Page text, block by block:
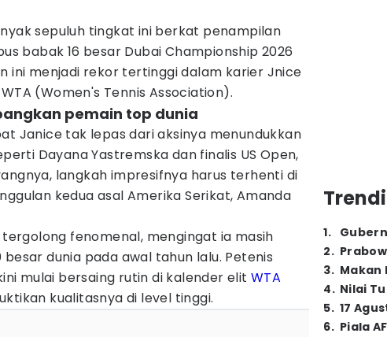
sepuluh tingkat ini berkat penampilan
babak 16 besar Dubai Championship 2026
ini menjadi rekor tertinggi dalam karier Jnice
(Women's Tennis Association).
pemain top dunia
Janice tak lepas dari aksinya menundukkan
Dayana Yastremska dan finalis US Open,
langkah impresifnya harus terhenti di
kedua asal Amerika Serikat, Amanda
fenomenal, mengingat ia masih
dunia pada awal tahun lalu. Petenis
mulai bersaing rutin di kalender elit WTA
kualitasnya di level tinggi.
1.
2.
3. Makan
4. Nilai
5. 17
6. Piala